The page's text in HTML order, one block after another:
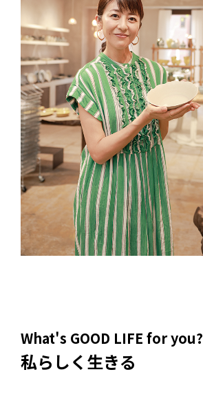
What's GOOD LIFE for you?
私らしく生きる